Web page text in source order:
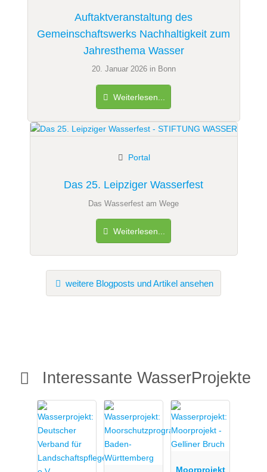
Auftaktveranstaltung des
Gemeinschaftswerks Nachhaltigkeit zum
Jahresthema Wasser
20. Januar 2026 in Bonn
Weiterlesen...
Das 25. Leipziger Wasserfest
Portal
Das Wasserfest am Wege
Weiterlesen...
weitere Blogposts und Artikel ansehen
Interessante WasserProjekte
Moorprojekt